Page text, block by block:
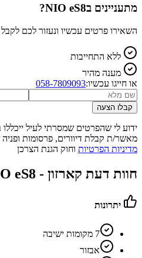
מתעניינים בNIO eS8
?
השאירו פרטים עכשיו ונעזור לכם
ללא התחייבות
מענה מהיר
או חייגו עכשיו:058-7809093
קבלו הצעה
ידוע לי שהפרטים שמסרתי לעיל
מאשר/ת קבלת דיוורים, פרסומות
מדיניות הפרטיות וחוק הגנת הצרכן
חוות דעת קארזון - eS8
יתרונות
7 מקומות ישיבה
אבזור